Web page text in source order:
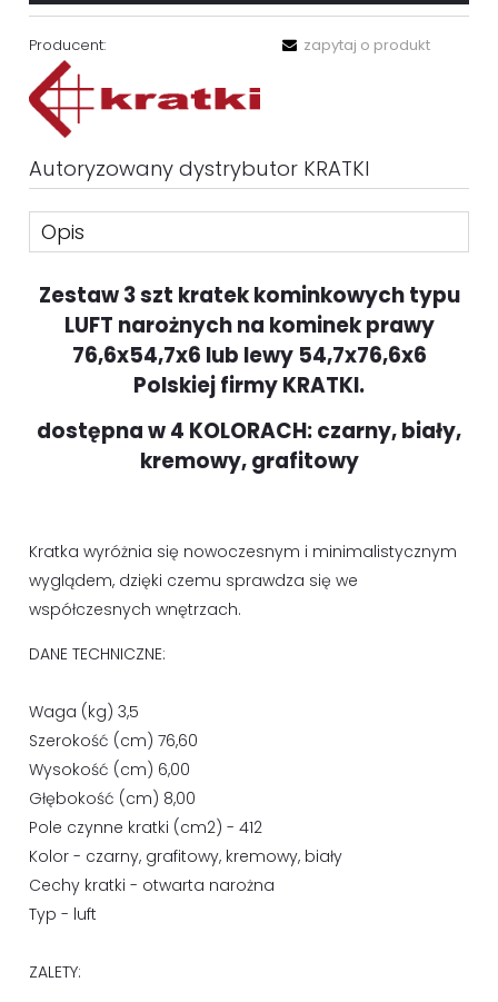
Producent: zapytaj o produkt
Autoryzowany dystrybutor KRATKI
Opis
Zestaw 3 szt kratek kominkowych typu
LUFT narożnych na kominek prawy
76,6x54,7x6 lub lewy 54,7x76,6x6
Polskiej firmy KRATKI.
dostępna w 4 KOLORACH: czarny, biały,
kremowy, grafitowy
Kratka wyróżnia się nowoczesnym i minimalistycznym
wyglądem, dzięki czemu sprawdza się we
współczesnych wnętrzach.
DANE TECHNICZNE:
Waga (kg) 3,5
Szerokość (cm) 76,60
Wysokość (cm) 6,00
Głębokość (cm) 8,00
Pole czynne kratki (cm2) - 412
Kolor - czarny, grafitowy, kremowy, biały
Cechy kratki - otwarta narożna
Typ - luft
ZALETY: